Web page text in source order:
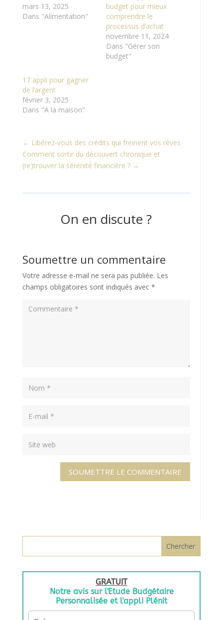
mars 13, 2025
Dans "Alimentation"
budget pour mieux
comprendre le
processus d’achat
novembre 11, 2024
Dans "Gérer son
budget"
17 appli pour gagner
de l’argent
février 3, 2025
Dans "A la maison"
← Libérez-vous des crédits qui freinent vos rêves
Comment sortir du découvert chronique et
(re)trouver la sérénité financière ?→
On en discute ?
Soumettre un commentaire
Votre adresse e-mail ne sera pas publiée. Les
champs obligatoires sont indiqués avec *
SOUMETTRE LE COMMENTAIRE